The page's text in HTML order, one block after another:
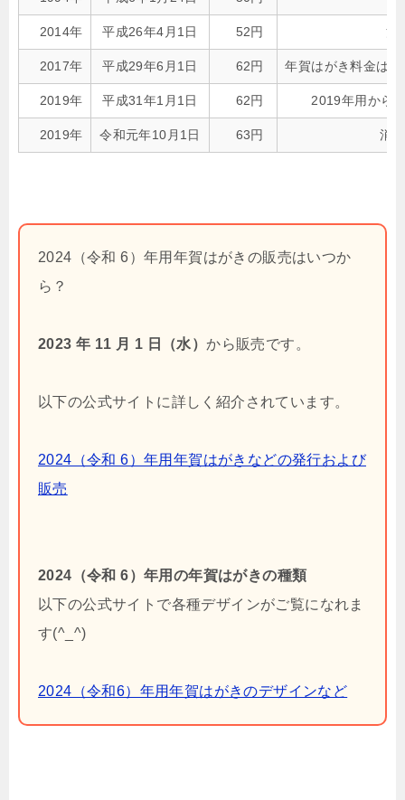
2014年 平成26年4月1日 52円 消
2017年 平成29年6月1日 62円 年賀はがき料金は
2019年 平成31年1月1日 62円 2019年用から
2019年 令和元年10月1日 63円 消
2024（令和 6）年用年賀はがきの販売はいつか
ら？
2023 年 11 月 1 日（水）から販売です。
以下の公式サイトに詳しく紹介されています。
2024（令和 6）年用年賀はがきなどの発行および
販売
2024（令和 6）年用の年賀はがきの種類
以下の公式サイトで各種デザインがご覧になれま
す(^_^)
2024（令和6）年用年賀はがきのデザインなど